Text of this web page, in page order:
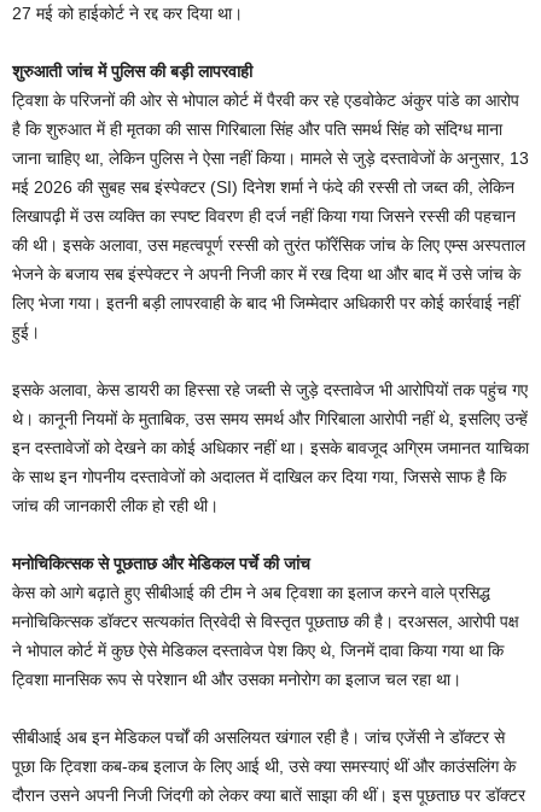
27 मई को हाईकोर्ट ने रद्द कर दिया था।
शुरुआती जांच में पुलिस की बड़ी लापरवाही
ट्विशा के परिजनों की ओर से भोपाल कोर्ट में पैरवी कर रहे एडवोकेट अंकुर पांडे का आरोप
है कि शुरुआत में ही मृतका की सास गिरिबाला सिंह और पति समर्थ सिंह को संदिग्ध माना
जाना चाहिए था, लेकिन पुलिस ने ऐसा नहीं किया। मामले से जुड़े दस्तावेजों के अनुसार, 13
मई 2026 की सुबह सब इंस्पेक्टर (SI) दिनेश शर्मा ने फंदे की रस्सी तो जब्त की, लेकिन
लिखापढ़ी में उस व्यक्ति का स्पष्ट विवरण ही दर्ज नहीं किया गया जिसने रस्सी की पहचान
की थी। इसके अलावा, उस महत्वपूर्ण रस्सी को तुरंत फॉरेंसिक जांच के लिए एम्स अस्पताल
भेजने के बजाय सब इंस्पेक्टर ने अपनी निजी कार में रख दिया था और बाद में उसे जांच के
लिए भेजा गया। इतनी बड़ी लापरवाही के बाद भी जिम्मेदार अधिकारी पर कोई कार्रवाई नहीं
हुई।
इसके अलावा, केस डायरी का हिस्सा रहे जब्ती से जुड़े दस्तावेज भी आरोपियों तक पहुंच गए
थे। कानूनी नियमों के मुताबिक, उस समय समर्थ और गिरिबाला आरोपी नहीं थे, इसलिए उन्हें
इन दस्तावेजों को देखने का कोई अधिकार नहीं था। इसके बावजूद अग्रिम जमानत याचिका
के साथ इन गोपनीय दस्तावेजों को अदालत में दाखिल कर दिया गया, जिससे साफ है कि
जांच की जानकारी लीक हो रही थी।
मनोचिकित्सक से पूछताछ और मेडिकल पर्चे की जांच
केस को आगे बढ़ाते हुए सीबीआई की टीम ने अब ट्विशा का इलाज करने वाले प्रसिद्ध
मनोचिकित्सक डॉक्टर सत्यकांत त्रिवेदी से विस्तृत पूछताछ की है। दरअसल, आरोपी पक्ष
ने भोपाल कोर्ट में कुछ ऐसे मेडिकल दस्तावेज पेश किए थे, जिनमें दावा किया गया था कि
ट्विशा मानसिक रूप से परेशान थी और उसका मनोरोग का इलाज चल रहा था।
सीबीआई अब इन मेडिकल पर्चों की असलियत खंगाल रही है। जांच एजेंसी ने डॉक्टर से
पूछा कि ट्विशा कब-कब इलाज के लिए आई थी, उसे क्या समस्याएं थीं और काउंसलिंग के
दौरान उसने अपनी निजी जिंदगी को लेकर क्या बातें साझा की थीं। इस पूछताछ पर डॉक्टर